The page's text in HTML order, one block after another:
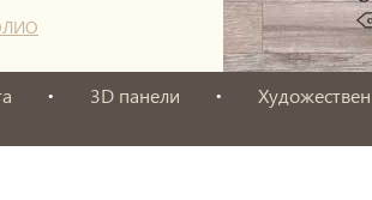
3D панели